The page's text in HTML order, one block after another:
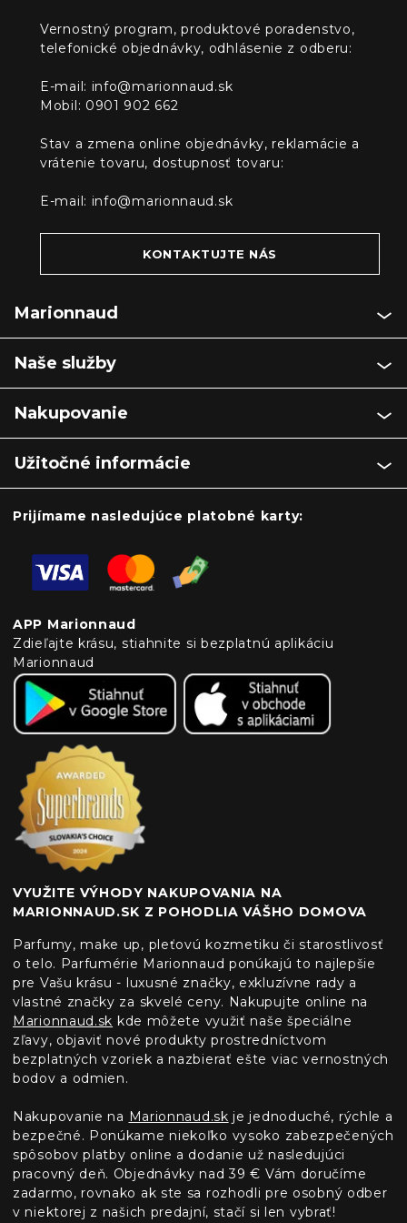
Vernostný program, produktové poradenstvo,
telefonické objednávky, odhlásenie z odberu:
E-mail: info@marionnaud.sk
Mobil: 0901 902 662
Stav a zmena online objednávky, reklamácie a
vrátenie tovaru, dostupnosť tovaru:
E-mail: info@marionnaud.sk
KONTAKTUJTE NÁS
Marionnaud
Naše služby
Nakupovanie
Užitočné informácie
Prijímame nasledujúce platobné karty:
APP Marionnaud
Zdieľajte krásu, stiahnite si bezplatnú aplikáciu
Marionnaud
VYUŽITE VÝHODY NAKUPOVANIA NA
MARIONNAUD.SK Z POHODLIA VÁŠHO DOMOVA
Parfumy, make up, pleťovú kozmetiku či starostlivosť
o telo. Parfumérie Marionnaud ponúkajú to najlepšie
pre Vašu krásu - luxusné značky, exkluzívne rady a
vlastné značky za skvelé ceny. Nakupujte online na
Marionnaud.sk kde môžete využiť naše špeciálne
zľavy, objaviť nové produkty prostredníctvom
bezplatných vzoriek a nazbierať ešte viac vernostných
bodov a odmien.
Nakupovanie na Marionnaud.sk je jednoduché, rýchle a
bezpečné. Ponúkame niekoľko vysoko zabezpečených
spôsobov platby online a dodanie už nasledujúci
pracovný deň. Objednávky nad 39 € Vám doručíme
zadarmo, rovnako ak ste sa rozhodli pre osobný odber
v niektorej z našich predajní, stačí si len vybrať!